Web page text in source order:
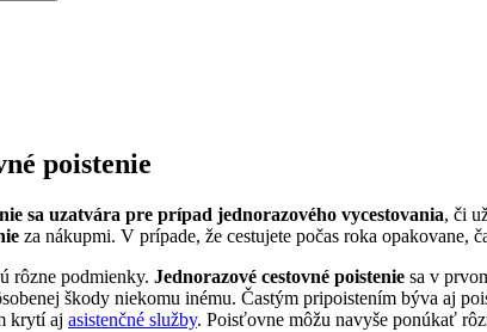
poistenie
sa uzatvára pre prípad jednorazového vycestovania, či
za nákupmi. V prípade, že cestujete počas roka opakovane,
rôzne podmienky. Jednorazové cestovné poistenie sa v
škody niekomu inému. Častým pripoistením býva aj
krytí aj asistenčné služby. Poisťovne môžu navyše ponúkať